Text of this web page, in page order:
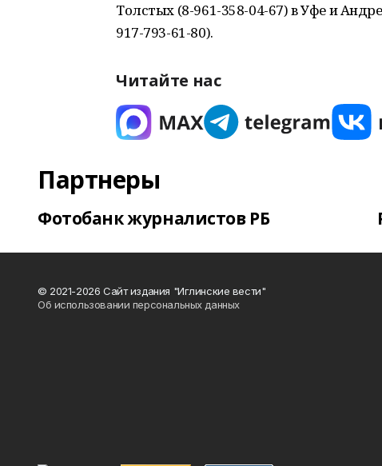
Толстых (8-961-358-04-67) в Уфе и
917-793-61-80).
Читайте нас
Партнеры
Фотобанк журналистов РБ
© 2021-2026 Сайт издания "Иглинские вести"
Об использовании персональных данных